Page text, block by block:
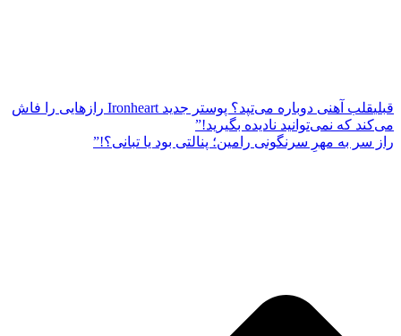
قبلی
قلب آهنی دوباره می‌تپد؟ پوستر جدید Ironheart رازهایی را فاش
می‌کند که نمی‌توانید نادیده بگیرید!”
راز سر به مهرِ سرنگونی رامین؛ پنالتی بود یا تبانی؟!”